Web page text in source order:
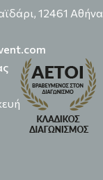
12461 Αθήνα